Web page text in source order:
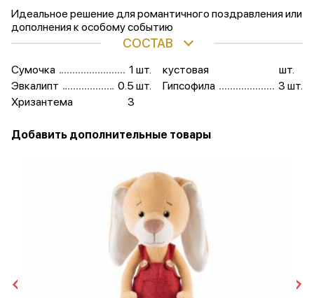
Идеальное решение для романтичного поздравления или
дополнения к особому событию
СОСТАВ
Сумочка
1 шт.
Эвкалипт
0.5 шт.
Хризантема
кустовая
3
шт.
Гипсофила
3 шт.
Добавить дополнительные товары